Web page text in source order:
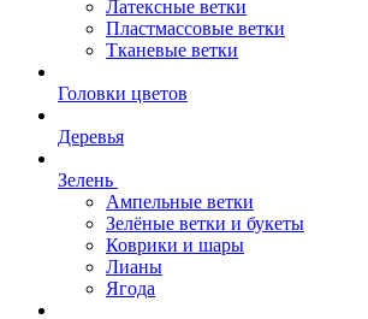
Латексные ветки
Пластмассовые ветки
Тканевые ветки
Головки цветов
Деревья
Зелень
Ампельные ветки
Зелёные ветки и букеты
Коврики и шары
Лианы
Ягода